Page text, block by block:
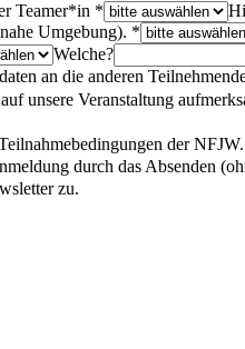
Teamer*in *
Umgebung). *
Welche?
an die anderen
unsere Veranstaltung
der NFJW.
durch das Absenden
zu.